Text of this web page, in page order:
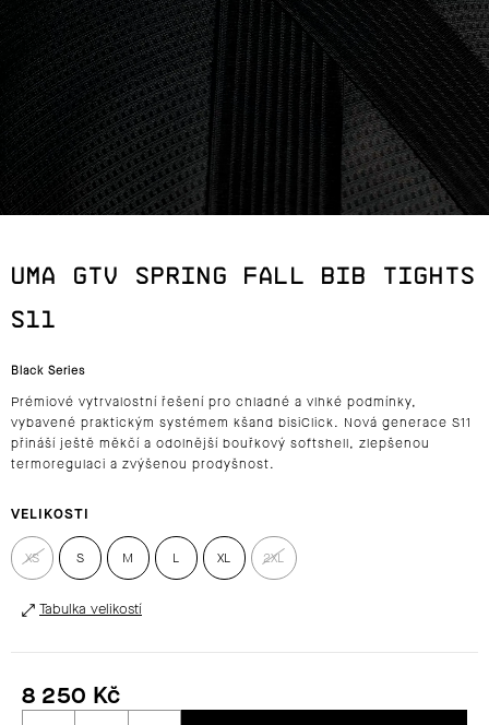
UMA GTV SPRING FALL BIB TIGHTS
S11
Black Series
Prémiové vytrvalostní řešení pro chladné a vlhké podmínky,
vybavené praktickým systémem kšand bisiClick. Nová generace S11
přináší ještě měkčí a odolnější bouřkový softshell, zlepšenou
termoregulaci a zvýšenou prodyšnost.
VELIKOSTI
XS S M L XL 2XL
Tabulka velikostí
8 250 Kč
J
E
T
E
N
J
Í
T
?
HLEDAT
O
P
O